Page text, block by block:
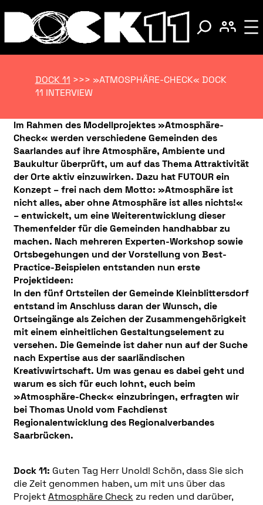
DOCK 11 >>> »ATMOSPHÄRE-CHECK« DOCK
11 INTERVIEW
Im Rahmen des Modellprojektes »Atmosphäre-
Check« werden verschiedene Gemeinden des
Saarlandes auf ihre Atmosphäre, Ambiente und
Baukultur überprüft, um auf das Thema Attraktivität
der Orte aktiv einzuwirken. Dazu hat FUTOUR ein
Konzept – frei nach dem Motto: »Atmosphäre ist
nicht alles, aber ohne Atmosphäre ist alles nichts!«
– entwickelt, um eine Weiterentwicklung dieser
Themenfelder für die Gemeinden handhabbar zu
machen. Nach mehreren Experten-Workshop sowie
Ortsbegehungen und der Vorstellung von Best-
Practice-Beispielen entstanden nun erste
Projektideen:
In den fünf Ortsteilen der Gemeinde Kleinblittersdorf
entstand im Anschluss daran der Wunsch, die
Ortseingänge als Zeichen der Zusammengehörigkeit
mit einem einheitlichen Gestaltungselement zu
versehen. Die Gemeinde ist daher nun auf der Suche
nach Expertise aus der saarländischen
Kreativwirtschaft. Um was genau es dabei geht und
warum es sich für euch lohnt, euch beim
»Atmosphäre-Check« einzubringen, erfragten wir
bei Thomas Unold vom Fachdienst
Regionalentwicklung des Regionalverbandes
Saarbrücken.
Dock 11: Guten Tag Herr Unold! Schön, dass Sie sich
die Zeit genommen haben, um mit uns über das
ProjektAtmosphäre Check zu reden und darüber,